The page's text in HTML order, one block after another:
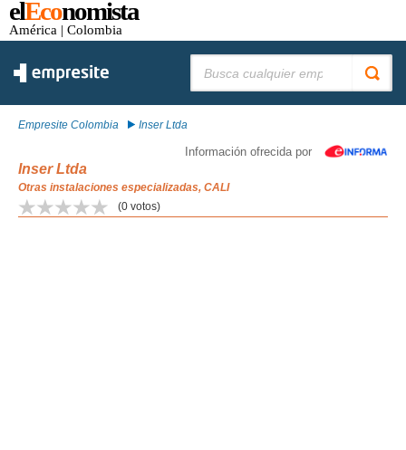
elEconomista
América | Colombia
Empresite Colombia Inser Ltda
Información ofrecida por
Inser Ltda
Otras instalaciones especializadas, CALI
(0 votos)